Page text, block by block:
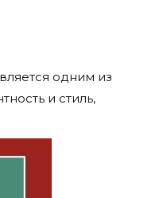
одним из
и стиль,